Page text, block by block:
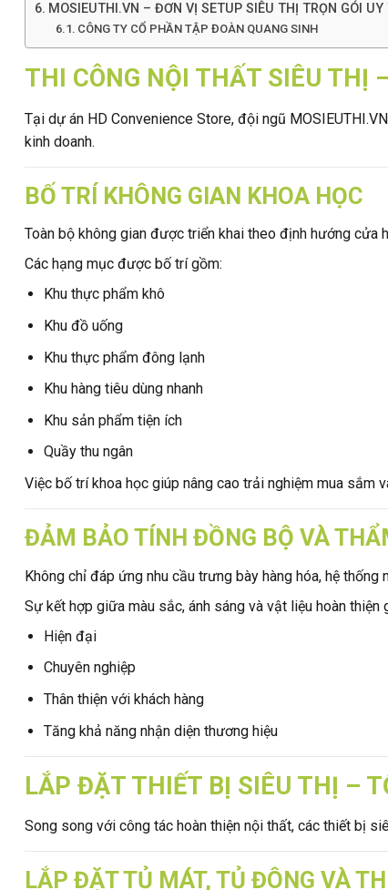
MOSIEUTHI.VN – ĐƠN VỊ SETUP SIÊU THỊ TRỌN GÓI UY
CÔNG TY CỔ PHẦN TẬP ĐOÀN QUANG SINH
THI CÔNG NỘI THẤT SIÊU THỊ
Tại dự án HD Convenience Store, đội ngũ
kinh doanh.
BỐ TRÍ KHÔNG GIAN KHOA HỌC
Toàn bộ không gian được triển khai theo định hướng cửa
Các hạng mục được bố trí gồm:
Khu thực phẩm khô
Khu đồ uống
Khu thực phẩm đông lạnh
Khu hàng tiêu dùng nhanh
Khu sản phẩm tiện ích
Quầy thu ngân
Việc bố trí khoa học giúp nâng cao trải nghiệm mua sắm
ĐẢM BẢO TÍNH ĐỒNG BỘ VÀ
Không chỉ đáp ứng nhu cầu trưng bày hàng hóa, hệ
Sự kết hợp giữa màu sắc, ánh sáng và vật liệu hoàn thiện
Hiện đại
Chuyên nghiệp
Thân thiện với khách hàng
Tăng khả năng nhận diện thương hiệu
LẮP ĐẶT THIẾT BỊ SIÊU THỊ –
Song song với công tác hoàn thiện nội thất, các thiết bị
LẮP ĐẶT TỦ MÁT, TỦ ĐÔNG VÀ